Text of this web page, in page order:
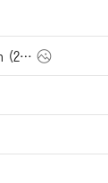
애스턴 마틴 Vanquish Volante Wave Edition (2026)